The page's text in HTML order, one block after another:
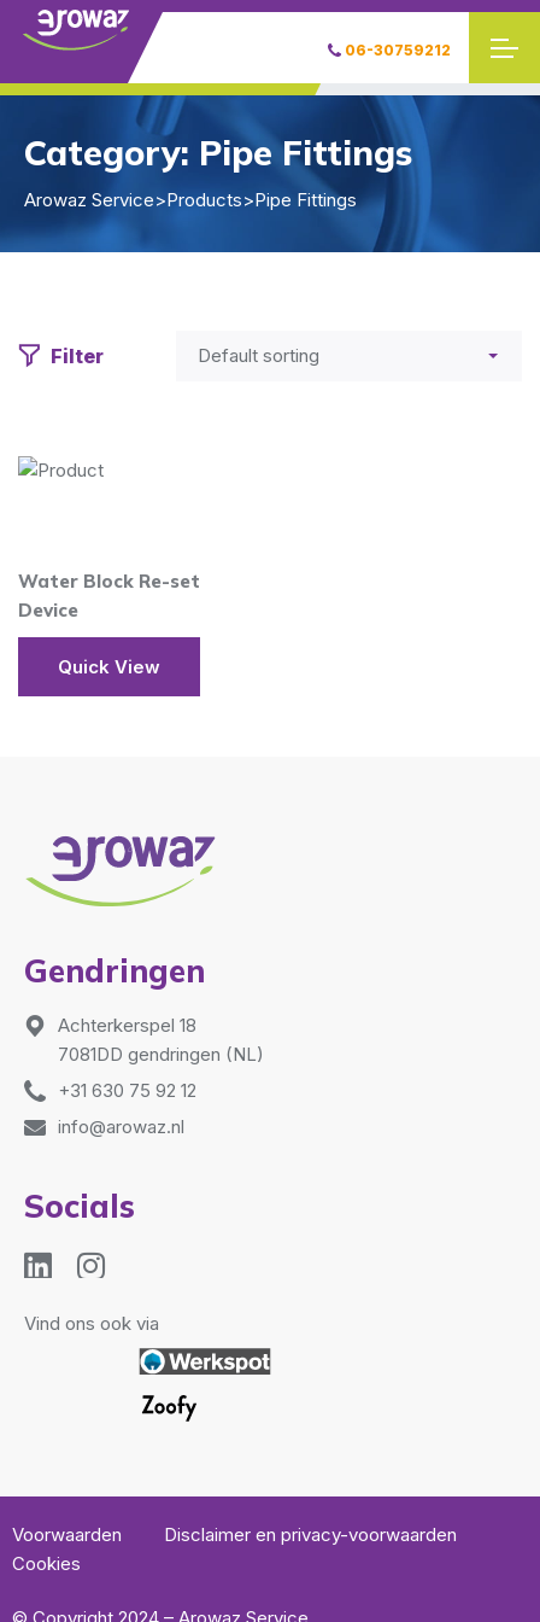
06-30759212
Category: Pipe Fittings
Arowaz Service>Products>Pipe Fittings
Filter
Water Block Re-set
Device
Quick View
Gendringen
Achterkerspel 18
7081DD gendringen (NL)
+31 630 75 92 12
info@arowaz.nl
Socials
Vind ons ook via
Voorwaarden
Disclaimer en privacy-voorwaarden
Cookies